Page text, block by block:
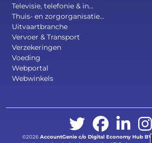
Televisie, telefonie & in...
Thuis- en zorgorganisatie...
Uitvaartbranche
Vervoer & Transport
Verzekeringen
Voeding
Webportal
Webwinkels
©2026 AccountGenie c/o Digital Economy Hub BV